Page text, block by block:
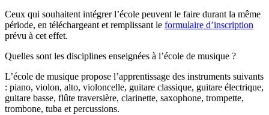
Ceux qui souhaitent intégrer l’école peuvent le faire durant la même
période, en téléchargeant et remplissant le formulaire d’inscription
prévu à cet effet.
Quelles sont les disciplines enseignées à l’école de musique ?
L’école de musique propose l’apprentissage des instruments suivants
: piano, violon, alto, violoncelle, guitare classique, guitare électrique,
guitare basse, flûte traversière, clarinette, saxophone, trompette,
trombone, tuba et percussions.